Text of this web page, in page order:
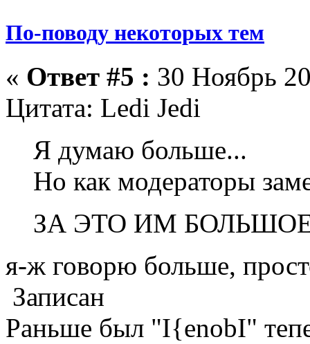
По-поводу некоторых тем
« Ответ #5 : 30 Ноябрь
Цитата: Ledi Jedi
Я думаю больше...
Но как модераторы
ЗА ЭТО ИМ
я-ж говорю больше,
Записан
Раньше был "I{enobI"